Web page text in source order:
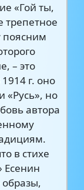
«Гой ты,
трепетное
поясним
– это
г. оно
«Русь», но
автора
в стихе
Есенин
образы,